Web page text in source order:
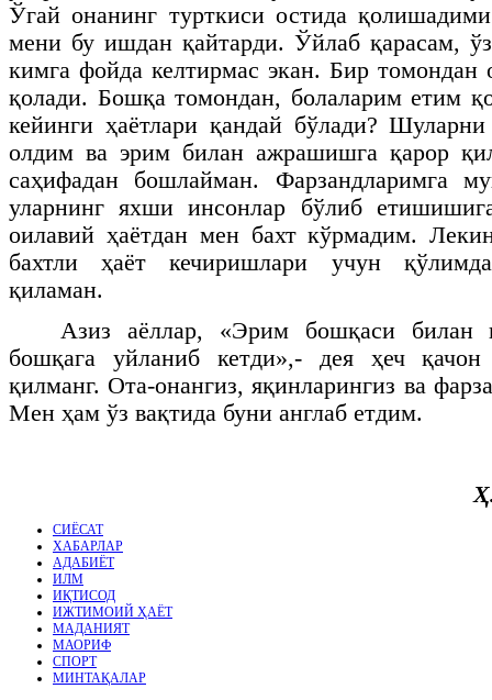
Ўгай онанинг турткиси остида
мени бу ишдан қайтарди. Ўйлаб қарасам,
кимга фойда келтирмас экан. Бир томондан
қолади. Бошқа томондан, болаларим етим
кейинги ҳаётлари қандай бўлади?
олдим ва эрим билан ажрашишга қарор
саҳифадан бошлайман. Фарзандларимга
уларнинг яхши инсонлар бўлиб
оилавий ҳаётдан мен бахт кўрмадим.
бахтли ҳаёт кечиришлари учун
қиламан.
Азиз аёллар, «Эрим бошқаси билан
бошқага уйланиб кетди»,- дея ҳеч
қилманг. Ота-онангиз, яқинларингиз ва
Мен ҳам ўз вақтида буни англаб етдим.
СИЁСАТ
ХАБАРЛАР
АДАБИЁТ
ИЛМ
ИҚТИСОД
ИЖТИМОИЙ ҲАЁТ
МАДАНИЯТ
МАОРИФ
СПОРТ
МИНТАҚАЛАР